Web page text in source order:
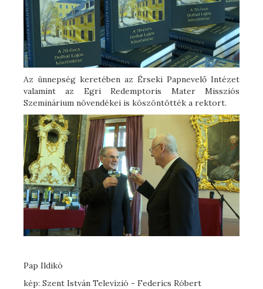
Az ünnepség keretében az Érseki Papnevelő Intézet
valamint az Egri Redemptoris Mater Missziós
Szeminárium növendékei is köszöntötték a rektort.
Pap Ildikó
kép: Szent István Televízió - Federics Róbert